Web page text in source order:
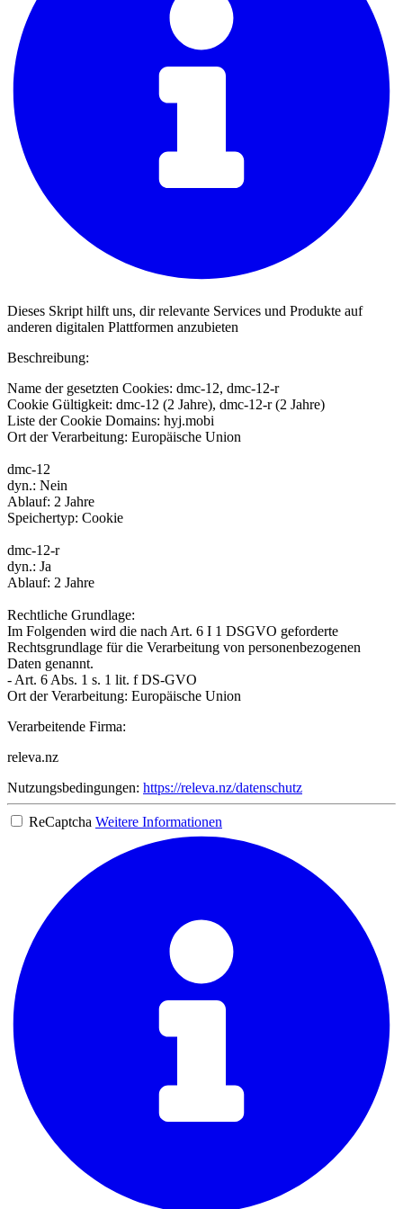
Dieses Skript hilft uns, dir relevante Services und Produkte auf
anderen digitalen Plattformen anzubieten
Beschreibung:
Name der gesetzten Cookies: dmc-12, dmc-12-r
Cookie Gültigkeit: dmc-12 (2 Jahre), dmc-12-r (2 Jahre)
Liste der Cookie Domains: hyj.mobi
Ort der Verarbeitung: Europäische Union
dmc-12
dyn.: Nein
Ablauf: 2 Jahre
Speichertyp: Cookie
dmc-12-r
dyn.: Ja
Ablauf: 2 Jahre
Rechtliche Grundlage:
Im Folgenden wird die nach Art. 6 I 1 DSGVO geforderte
Rechtsgrundlage für die Verarbeitung von personenbezogenen
Daten genannt.
- Art. 6 Abs. 1 s. 1 lit. f DS-GVO
Ort der Verarbeitung: Europäische Union
Verarbeitende Firma:
releva.nz
Nutzungsbedingungen: https://releva.nz/datenschutz
ReCaptcha Weitere Informationen